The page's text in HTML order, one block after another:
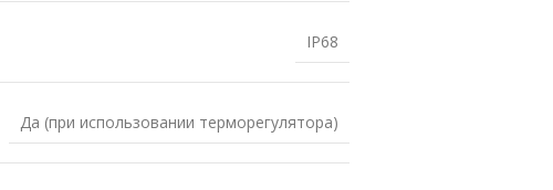
IP68
Да (при использовании терморегулятора)